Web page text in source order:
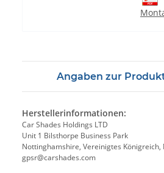
Angaben zur
Herstellerinformationen:
Car Shades Holdings LTD
Unit 1 Bilsthorpe Business Park
Nottinghamshire, Vereinigtes Königreich,
gpsr@carshades.com